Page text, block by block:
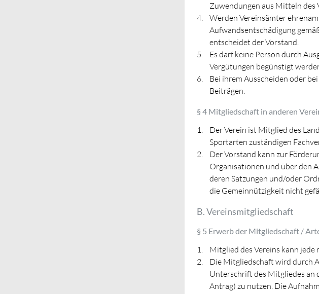
Zuwendungen aus Mitteln des
Werden Vereinsämter
Aufwandsentschädigung
entscheidet der Vorstand.
Es darf keine Person durch
Vergütungen begünstigt
Bei ihrem Ausscheiden oder
Beiträgen.
§ 4 Mitgliedschaft in anderen
Der Verein ist Mitglied des
Sportarten zuständigen
Der Vorstand kann zur
Organisationen und über den
deren Satzungen und/oder
die Gemeinnützigkeit nicht
B. Vereinsmitgliedschaft
§ 5 Erwerb der Mitgliedschaft /
Mitglied des Vereins kann
Die Mitgliedschaft wird durch
Unterschrift des Mitgliedes an
Antrag) zu nutzen. Die